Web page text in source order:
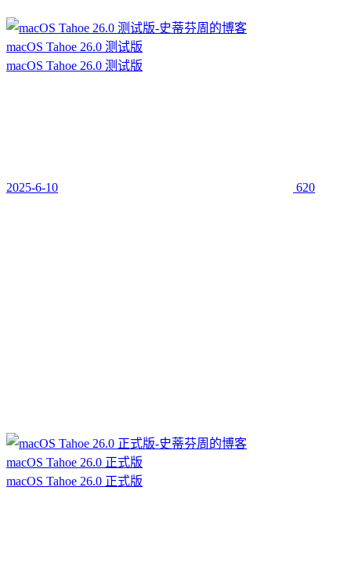
macOS Tahoe 26.0 测试版
macOS Tahoe 26.0 测试版
2025-6-10 620
macOS Tahoe 26.0 正式版
macOS Tahoe 26.0 正式版